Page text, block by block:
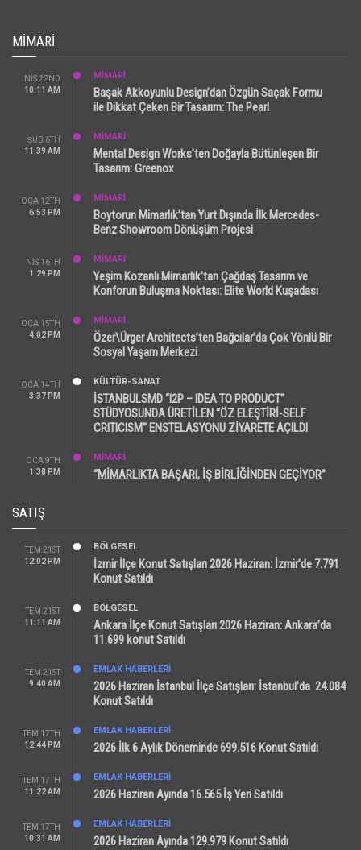
MIMARI
NIS 22ND
10:11 AM
MİMARİ
Başak Akkoyunlu Design’dan Özgün Saçak Formu
ile Dikkat Çeken Bir Tasarım: The Pearl
ŞUB 6TH
11:39 AM
MİMARİ
Mental Design Works’ten Doğayla Bütünleşen Bir
Tasarım: Greenox
OCA 12TH
6:53 PM
MİMARİ
Boytorun Mimarlık’tan Yurt Dışında İlk Mercedes-
Benz Showroom Dönüşüm Projesi
NIS 16TH
1:29 PM
MİMARİ
Yeşim Kozanlı Mimarlık’tan Çağdaş Tasarım ve
Konforun Buluşma Noktası: Elite World Kuşadası
OCA 15TH
4:02 PM
MİMARİ
Özer\Ürger Architects’ten Bağcılar’da Çok Yönlü Bir
Sosyal Yaşam Merkezi
OCA 14TH
3:37 PM
KÜLTÜR-SANAT
İSTANBULSMD “I2P – IDEA TO PRODUCT”
STÜDYOSUNDA ÜRETİLEN “ÖZ ELEŞTİRİ-SELF
CRITICISM” ENSTELASYONU ZİYARETE AÇILDI
OCA 9TH
1:38 PM
MİMARİ
“MİMARLIKTA BAŞARI, İŞ BİRLİĞİNDEN GEÇİYOR”
SATIŞ
TEM 21ST
12:02 PM
BÖLGESEL
İzmir İlçe Konut Satışları 2026 Haziran: İzmir’de 7.791
Konut Satıldı
TEM 21ST
11:11 AM
BÖLGESEL
Ankara İlçe Konut Satışları 2026 Haziran: Ankara’da
11.699 konut Satıldı
TEM 21ST
9:40 AM
EMLAK HABERLERI
2026 Haziran İstanbul İlçe Satışları: İstanbul’da 24.084
Konut Satıldı
TEM 17TH
12:44 PM
EMLAK HABERLERI
2026 İlk 6 Aylık Döneminde 699.516 Konut Satıldı
TEM 17TH
11:22 AM
EMLAK HABERLERI
2026 Haziran Ayında 16.565 İş Yeri Satıldı
TEM 17TH
10:31 AM
EMLAK HABERLERI
2026 Haziran Ayında 129.979 Konut Satıldı